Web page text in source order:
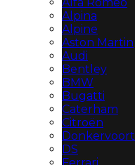
Alpina
Alpine
Aston Martin
Audi
Bentley
BMW
Bugatti
Caterham
Citroën
Donkervoort
DS